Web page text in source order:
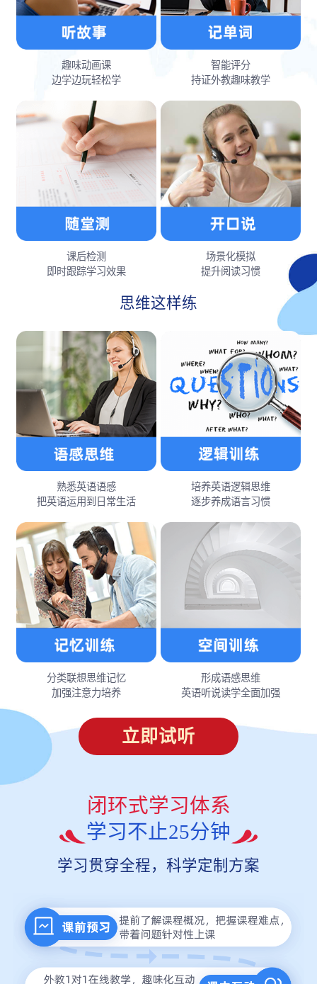
趣味动画课
边学边玩轻松学
智能评分
持证外教趣味教学
课后检测
即时跟踪学习效果
场景化模拟
提升阅读习惯
思维这样练
熟悉英语语感
把英语运用到日常生活
培养英语逻辑思维
逐步养成语言习惯
分类联想思维记忆
加强注意力培养
形成语感思维
英语听说读学全面加强
立即试听
闭环式学习体系
学习不止25分钟
学习贯穿全程，科学定制方案